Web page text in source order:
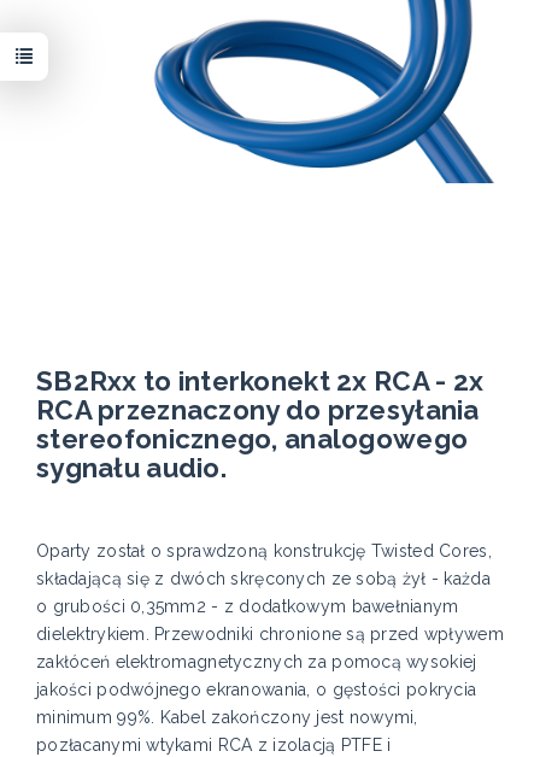
SB2Rxx to interkonekt 2x RCA - 2x
RCA przeznaczony do przesyłania
stereofonicznego, analogowego
sygnału audio.
Oparty został o sprawdzoną konstrukcję Twisted Cores,
składającą się z dwóch skręconych ze sobą żył - każda
o grubości 0,35mm2 - z dodatkowym bawełnianym
dielektrykiem. Przewodniki chronione są przed wpływem
zakłóceń elektromagnetycznych za pomocą wysokiej
jakości podwójnego ekranowania, o gęstości pokrycia
minimum 99%. Kabel zakończony jest nowymi,
pozłacanymi wtykami RCA z izolacją PTFE i